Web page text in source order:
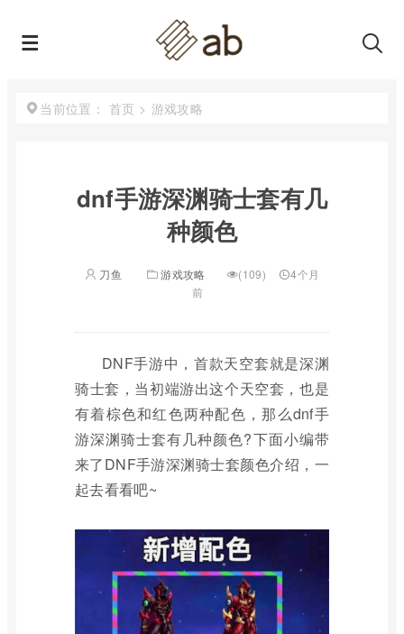
当前位置： 首页 > 游戏攻略
dnf手游深渊骑士套有几
种颜色
刀鱼 游戏攻略 (109)
4个月
前
DNF手游中，首款天空套就是深渊
骑士套，当初端游出这个天空套，也是
有着棕色和红色两种配色，那么dnf手
游深渊骑士套有几种颜色?下面小编带
来了DNF手游深渊骑士套颜色介绍，一
起去看看吧~